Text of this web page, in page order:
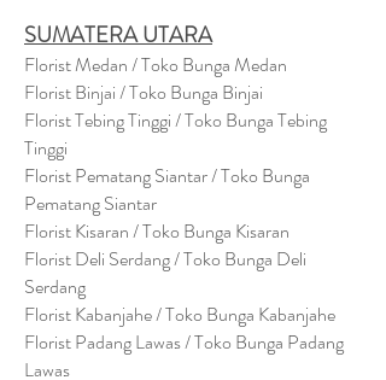
SUMATERA UTARA
Florist Medan / Toko Bunga Medan
Florist Binjai / Toko Bunga Binjai
Florist Tebing Tinggi / Toko Bunga Tebing
Tinggi
Florist Pematang Siantar / Toko Bunga
Pematang Siantar
Florist Kisaran / Toko Bunga Kisaran
Florist Deli Serdang / Toko Bunga Deli
Serdang
Florist Kabanjahe / Toko Bunga Kabanjahe
Florist Padang Lawas / Toko Bunga Padang
Lawas